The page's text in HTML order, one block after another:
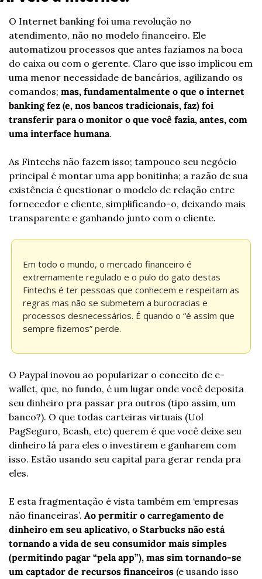
O Internet banking foi uma revolução no
atendimento, não no modelo financeiro. Ele
automatizou processos que antes fazíamos na boca
do caixa ou com o gerente. Claro que isso implicou em
uma menor necessidade de bancários, agilizando os
comandos; mas, fundamentalmente o que o internet
banking fez (e, nos bancos tradicionais, faz) foi
transferir para o monitor o que você fazia, antes, com
uma interface humana.
As Fintechs não fazem isso; tampouco seu negócio
principal é montar uma app bonitinha; a razão de sua
existência é questionar o modelo de relação entre
fornecedor e cliente, simplificando-o, deixando mais
transparente e ganhando junto com o cliente.
Em todo o mundo, o mercado financeiro é
extremamente regulado e o pulo do gato destas
Fintechs é ter pessoas que conhecem e respeitam as
regras mas não se submetem a burocracias e
processos desnecessários. É quando o “é assim que
sempre fizemos” perde.
O Paypal inovou ao popularizar o conceito de e-
wallet, que, no fundo, é um lugar onde você deposita
seu dinheiro pra passar pra outros (tipo assim, um
banco?). O que todas carteiras virtuais (Uol
PagSeguro, Bcash, etc) querem é que você deixe seu
dinheiro lá para eles o investirem e ganharem com
isso. Estão usando seu capital para gerar renda pra
eles.
E esta fragmentação é vista também em ‘empresas
não financeiras’. Ao permitir o carregamento de
dinheiro em seu aplicativo, o Starbucks não está
tornando a vida de seu consumidor mais simples
(permitindo pagar “pela app”), mas sim tornando-se
um captador de recursos financeiros (e usando isso